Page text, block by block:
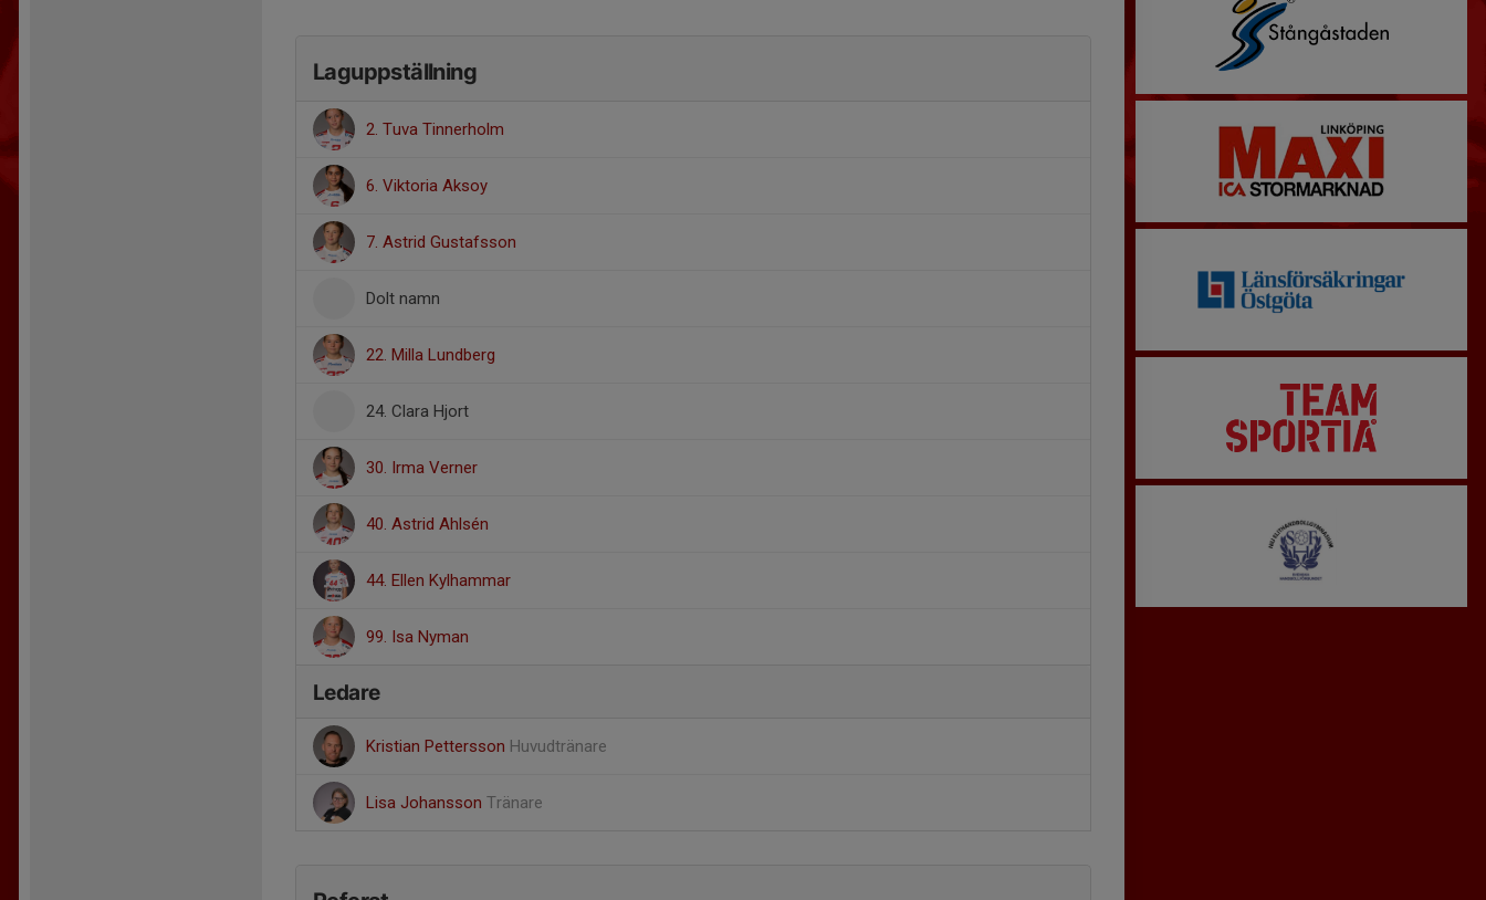
Laguppställning
2. Tuva Tinnerholm
6. Viktoria Aksoy
7. Astrid Gustafsson
Dolt namn
22. Milla Lundberg
24. Clara Hjort
30. Irma Verner
40. Astrid Ahlsén
44. Ellen Kylhammar
99. Isa Nyman
Ledare
Kristian Pettersson Huvudtränare
Lisa Johansson Tränare